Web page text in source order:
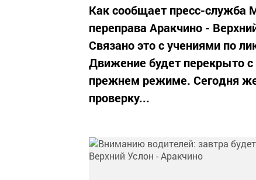
Как сообщает пресс-служба
переправа Аракчино -
Связано это с учениями по
Движение будет перекрыто с
прежнем режиме. Сегодня
проверку...